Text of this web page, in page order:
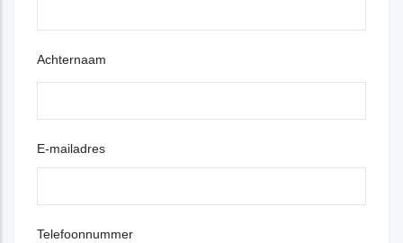
Achternaam
E-mailadres
Telefoonnummer